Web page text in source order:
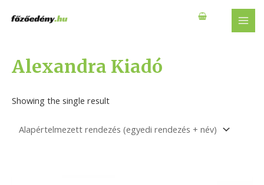
Alexandra Kiadó
Showing the single result